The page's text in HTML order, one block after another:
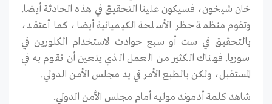
خان شيخون، فسيكون علينا التحقيق في هذه الحادثة أيضا.
وتقوم منظمة حظر الأسلحة الكيميائية أيضا، كما أعتقد،
بالتحقيق في ست أو سبع حوادث لاستخدام الكلورين في
سوريا. فهناك الكثير من العمل الذي يتعين أن نقوم به في
المستقبل، ولكن بالطبع الأمر في يد مجلس الأمن الدولي.
شاهد كلمة أدموند موليه أمام مجلس الأمن الدولي.